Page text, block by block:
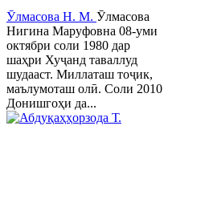
Ӯлмасова Н. М. Ӯлмасова
Нигина Маруфовна 08-уми
октябри соли 1980 дар
шаҳри Хуҷанд таваллуд
шудааст. Миллаташ тоҷик,
маълумоташ олӣ. Соли 2010
Донишгоҳи да...